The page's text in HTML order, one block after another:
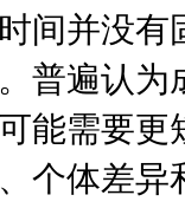
间并没
普遍认
能需要
个体差异